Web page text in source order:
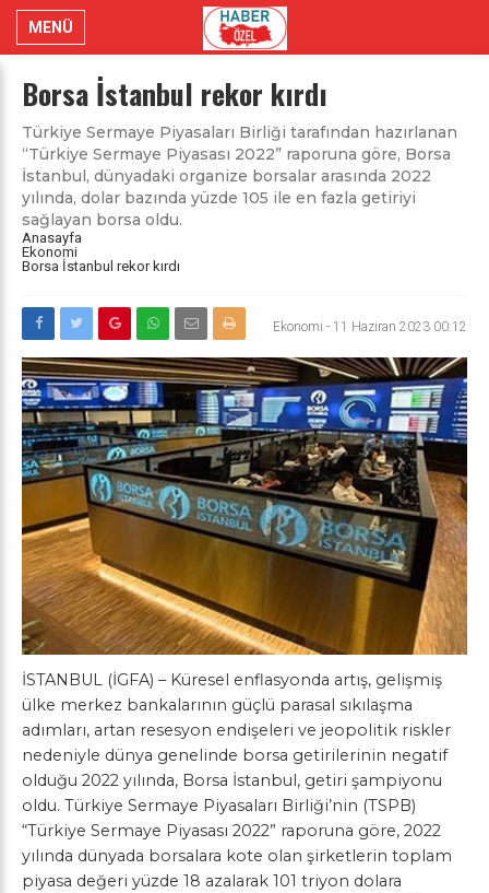
MENÜ
Borsa İstanbul rekor kırdı
Türkiye Sermaye Piyasaları Birliği tarafından hazırlanan
“Türkiye Sermaye Piyasası 2022” raporuna göre, Borsa
İstanbul, dünyadaki organize borsalar arasında 2022
yılında, dolar bazında yüzde 105 ile en fazla getiriyi
sağlayan borsa oldu.
Anasayfa
Ekonomi
Borsa İstanbul rekor kırdı
Ekonomi - 11 Haziran 2023 00:12
İSTANBUL (İGFA) – Küresel enflasyonda artış, gelişmiş
ülke merkez bankalarının güçlü parasal sıkılaşma
adımları, artan resesyon endişeleri ve jeopolitik riskler
nedeniyle dünya genelinde borsa getirilerinin negatif
olduğu 2022 yılında, Borsa İstanbul, getiri şampiyonu
oldu. Türkiye Sermaye Piyasaları Birliği’nin (TSPB)
“Türkiye Sermaye Piyasası 2022” raporuna göre, 2022
yılında dünyada borsalara kote olan şirketlerin toplam
piyasa değeri yüzde 18 azalarak 101 triyon dolara